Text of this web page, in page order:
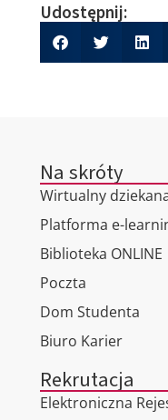
Udostępnij:
Na skróty
Wirtualny
Platforma e-
Biblioteka ONLINE
Poczta
Dom Studenta
Biuro Karier
Rekrutacja
Elektroniczna